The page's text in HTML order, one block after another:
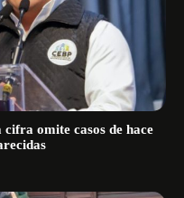
omite casos de hace